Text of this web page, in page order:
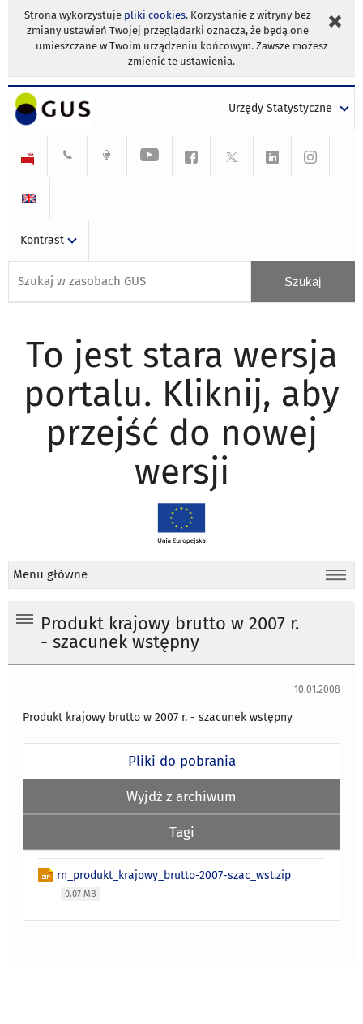
Strona wykorzystuje pliki cookies. Korzystanie z witryny bez
zmiany ustawień Twojej przeglądarki oznacza, że będą one
umieszczane w Twoim urządzeniu końcowym. Zawsze możesz
zmienić te ustawienia.
Urzędy Statystyczne
Kontrast
To jest stara wersja
portalu. Kliknij, aby
przejść do nowej
wersji
Menu główne
Produkt krajowy brutto w 2007 r.
- szacunek wstępny
10.01.2008
Produkt krajowy brutto w 2007 r. - szacunek wstępny
Pliki do pobrania
Wyjdź z archiwum
Tagi
rn_produkt_krajowy_brutto-2007-szac_wst.zip
0.07 MB